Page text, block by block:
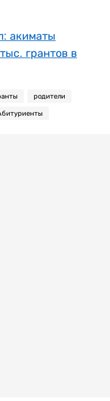
акиматы
грантов в
родители